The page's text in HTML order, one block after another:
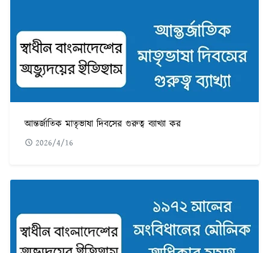
আন্তর্জাতিক মাতৃভাষা দিবসের গুরুত্ব ব্যাখ্যা কর
2026/4/16